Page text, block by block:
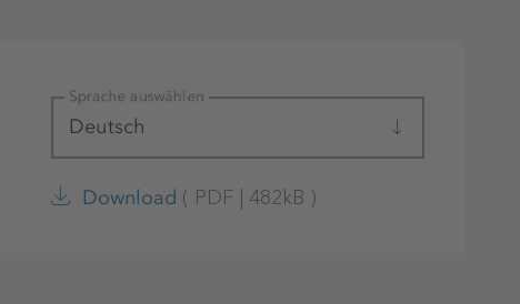
Sprache auswählen
Deutsch
Download ( PDF | 482kB )